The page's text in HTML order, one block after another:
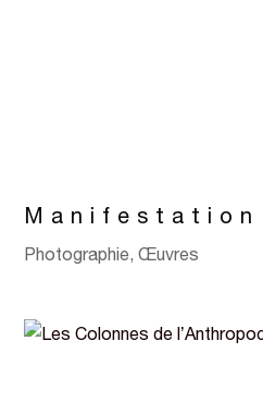
Photographie,Œuvres